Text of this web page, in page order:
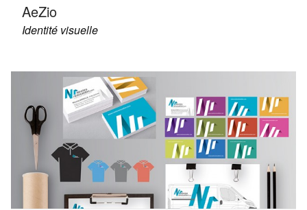
AeZio
Identité visuelle